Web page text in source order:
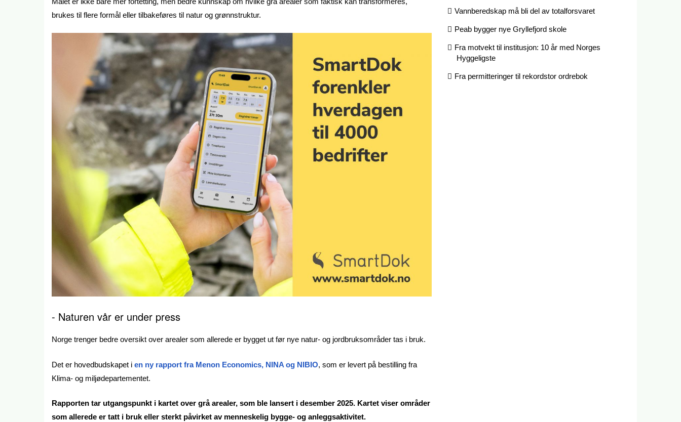
brukes til flere formål eller tilbakeføres til natur og grønnstruktur.
- Naturen vår er under press
Norge trenger bedre oversikt over arealer som allerede er bygget ut før nye natur- og jordbruksområder tas i bruk.
Det er hovedbudskapet i en ny rapport fra Menon Economics, NINA og NIBIO, som er levert på bestilling fra
Klima- og miljødepartementet.
Rapporten tar utgangspunkt i kartet over grå arealer, som ble lansert i desember 2025. Kartet viser områder
som allerede er tatt i bruk eller sterkt påvirket av menneskelig bygge- og anleggsaktivitet.
Vannberedskap må bli del av totalforsvaret
Peab bygger nye Gryllefjord skole
Fra motvekt til institusjon: 10 år med Norges
Hyggeligste
Fra permitteringer til rekordstor ordrebok